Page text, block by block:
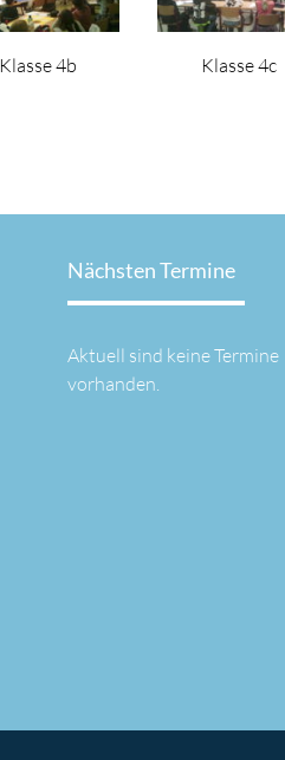
Klasse 4b Klasse 4c
Nächsten Termine
Aktuell sind keine Termine
vorhanden.